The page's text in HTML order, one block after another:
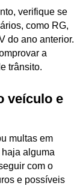
verifique se
como RG,
do ano anterior.
a
trânsito.
veículo e
multas em
alguma
com o
e possíveis